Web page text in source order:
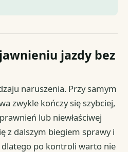
jazdy bez
naruszenia. Przy samym
zwykle kończy się szybciej,
lub niewłaściwej
z dalszym biegiem sprawy i
dlatego po kontroli warto nie